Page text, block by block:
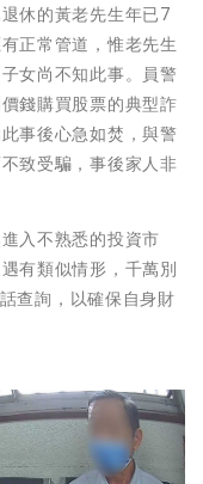
休的黃老先生年已7
正常管道，惟老先生
女尚不知此事。員警
錢購買股票的典型詐
事後心急如焚，與警
致受騙，事後家人非
入不熟悉的投資市
有類似情形，千萬別
查詢，以確保自身財